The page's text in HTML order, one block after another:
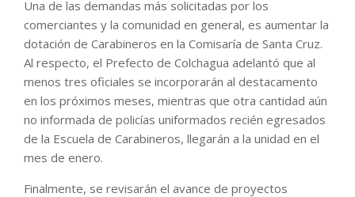
Una de las demandas más solicitadas por los
comerciantes y la comunidad en general, es aumentar la
dotación de Carabineros en la Comisaría de Santa Cruz.
Al respecto, el Prefecto de Colchagua adelantó que al
menos tres oficiales se incorporarán al destacamento
en los próximos meses, mientras que otra cantidad aún
no informada de policías uniformados recién egresados
de la Escuela de Carabineros, llegarán a la unidad en el
mes de enero.
Finalmente, se revisarán el avance de proyectos